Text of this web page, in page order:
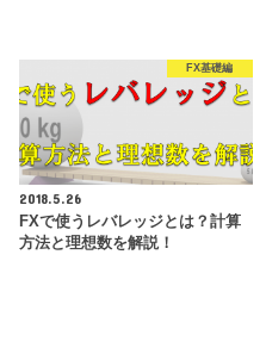
FX基礎編
2018.5.26
FXで使うレバレッジとは？計算
方法と理想数を解説！